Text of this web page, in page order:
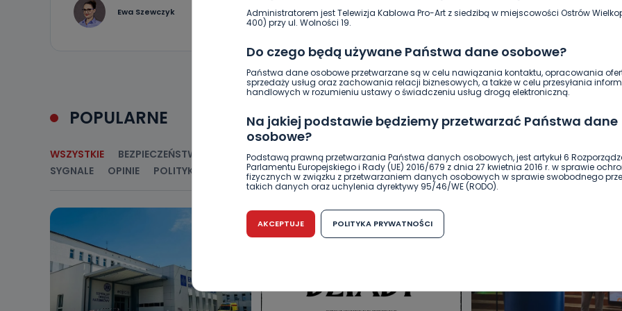
Administratorem jest Telewizja Kablowa Pro-Art z siedzibą w miejscowości Ostrów
400) przy ul. Wolności 19.
Do czego będą używane Państwa dane osobowe?
Państwa dane osobowe przetwarzane są w celu nawiązania kontaktu, opracowania
sprzedaży usług oraz zachowania relacji biznesowych, a także w celu przesyłania
handlowych w rozumieniu ustawy o świadczeniu usług drogą elektroniczną.
Na jakiej podstawie będziemy przetwarzać Państwa dane
osobowe?
Podstawą prawną przetwarzania Państwa danych osobowych, jest artykuł 6
Parlamentu Europejskiego i Rady (UE) 2016/679 z dnia 27 kwietnia 2016 r. w sprawie
fizycznych w związku z przetwarzaniem danych osobowych w sprawie swobodnego
takich danych oraz uchylenia dyrektywy 95/46/WE (RODO).
Czy jest możliwość cofnięcia zgody?
Podanie danych osobowych jest dobrowolne, nie jest wymogiem ustawowym lub
Kiedy i komu możemy przekazać Państwa dane?
AKCEPTUJE POLITYKA PRYWATNOŚCI
Ewa Szewczyk 0
POPULARNE
WSZYSTKIE BEZPIECZEŃSTWO CIEKAWOSTKI EDUKACJA GOSPODARKA I FINANSE HISTORIA
SYGNALE
OPINIE POLITYKA RELIGIA SAMORZĄD ŚRODOWISKO WASZE INFO WSZYSTKICH ŚWIĘTYCH